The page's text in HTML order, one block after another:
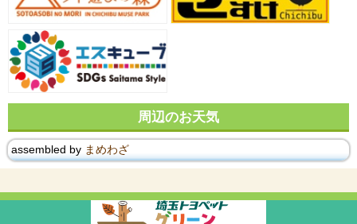
周辺のお天気
assembled by まめわざ